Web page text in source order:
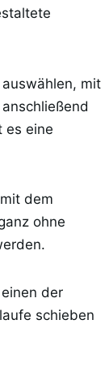
mit
es eine
dem
ohne
der
schieben